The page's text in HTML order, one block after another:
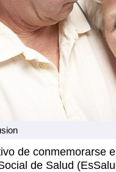
de conmemorarse
de Salud